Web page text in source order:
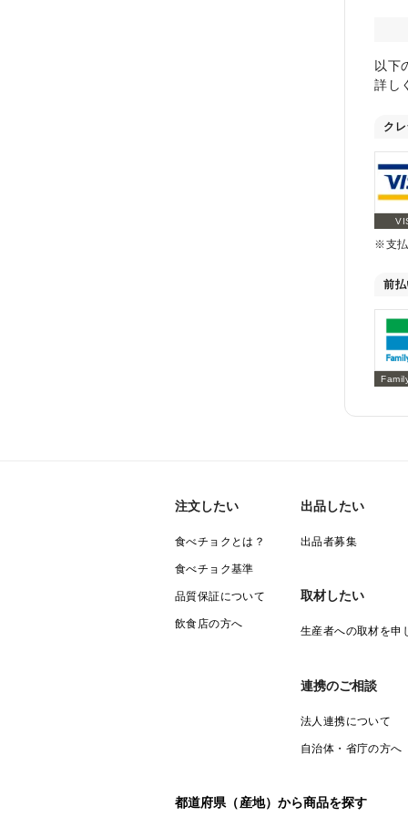
以下
詳し
ク
※支払
前
注文したい
食べチョクとは？
食べチョク基準
品質保証について
飲食店の方へ
出品したい
出品者募集
取材したい
生産者への取材を申
連携のご相談
法人連携について
自治体・省庁の方へ
都道府県（産地）から商品を探す